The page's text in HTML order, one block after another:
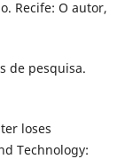
Recife: O autor,
de pesquisa.
loses
Technology: